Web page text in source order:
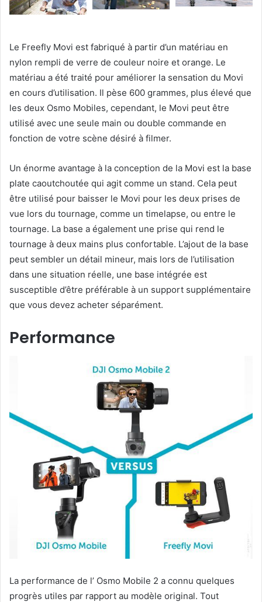
Le Freefly Movi est fabriqué à partir d’un matériau en
nylon rempli de verre de couleur noire et orange. Le
matériau a été traité pour améliorer la sensation du Movi
en cours d’utilisation. Il pèse 600 grammes, plus élevé que
les deux Osmo Mobiles, cependant, le Movi peut être
utilisé avec une seule main ou double commande en
fonction de votre scène désiré à filmer.
Un énorme avantage à la conception de la Movi est la base
plate caoutchoutée qui agit comme un stand. Cela peut
être utilisé pour baisser le Movi pour les deux prises de
vue lors du tournage, comme un timelapse, ou entre le
tournage. La base a également une prise qui rend le
tournage à deux mains plus confortable. L’ajout de la base
peut sembler un détail mineur, mais lors de l’utilisation
dans une situation réelle, une base intégrée est
susceptible d’être préférable à un support supplémentaire
que vous devez acheter séparément.
Performance
La performance de l’ Osmo Mobile 2 a connu quelques
progrès utiles par rapport au modèle original. Tout